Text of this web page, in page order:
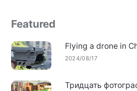
Featured
Flying a drone in
2024/08/17
Тридцать